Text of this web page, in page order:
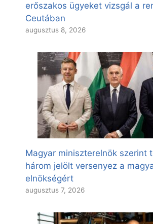
erőszakos ügyeket vizsgál a
Ceutában
augusztus 8, 2026
Magyar miniszterelnök szerint
három jelölt versenyez a
elnökségért
augusztus 7, 2026